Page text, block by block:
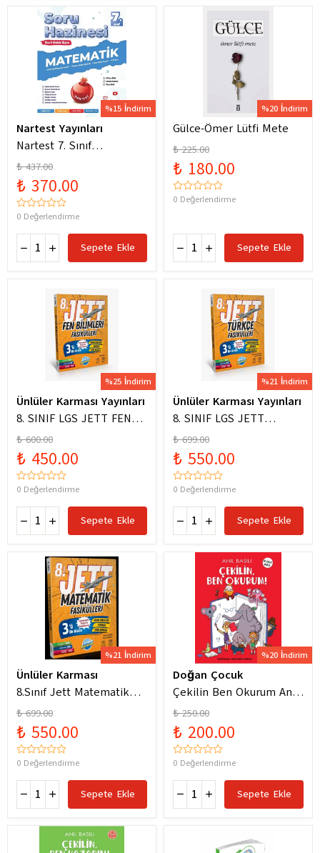
%15 İndirim
Nartest Yayınları
Nartest 7. Sınıf
Matematik Soru Hazinesi
₺ 437.00
₺ 370.00
0 Değerlendirme
Sepete Ekle
%20 İndirim
Gülce-Ömer Lütfi Mete
₺ 225.00
₺ 180.00
0 Değerlendirme
Sepete Ekle
%25 İndirim
Ünlüler Karması Yayınları
8. SINIF LGS JETT FEN
BİLİMLERİ FASİKÜLLERİ
₺ 600.00
₺ 450.00
0 Değerlendirme
Sepete Ekle
%21 İndirim
Ünlüler Karması Yayınları
8. SINIF LGS JETT
TÜRKÇE FASİKÜLLERİ
₺ 699.00
₺ 550.00
0 Değerlendirme
Sepete Ekle
%21 İndirim
Ünlüler Karması
8.Sınıf Jett Matematik
Fasiküller Soru Bankası /
Kolektif / Ünlüler
Karması / 9786256529786
₺ 699.00
₺ 550.00
0 Değerlendirme
Sepete Ekle
%20 İndirim
Doğan Çocuk
Çekilin Ben Okurum Anıl
Basılı Eğlenceli
Hikayeler
₺ 250.00
₺ 200.00
0 Değerlendirme
Sepete Ekle